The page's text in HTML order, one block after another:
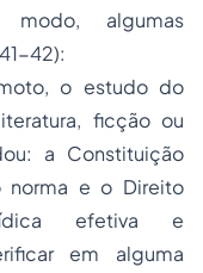
algumas
42):
o estudo do
ficção ou
a Constituição
norma e o Direito
efetiva e
em alguma